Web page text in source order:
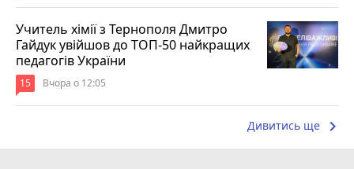
Учитель хімії з Тернополя Дмитро
Гайдук увійшов до ТОП-50 найкращих
педагогів України
15 Вчора о 12:05
Дивитись ще keyboard_arrow_right